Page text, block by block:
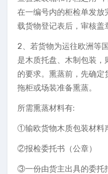
在一编号内的柜检单发放
载货物登记表后，审核盖
2、若货物为运往欧洲等
是木质托盘、木制包装
的要求。熏蒸前，先确
拖柜或场装准备熏蒸。
所需熏蒸材料有:
①输欧货物木质包装材料
②报检委托书（公章）
③一份由货主出具的委托